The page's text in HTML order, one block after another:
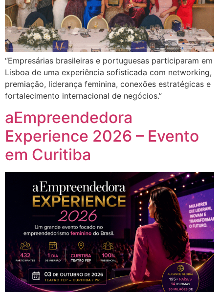
“Empresárias brasileiras e portuguesas participaram em
Lisboa de uma experiência sofisticada com networking,
premiação, liderança feminina, conexões estratégicas e
fortalecimento internacional de negócios.”
aEmpreendedora
Experience 2026 – Evento
em Curitiba